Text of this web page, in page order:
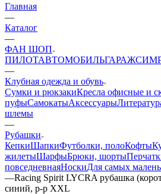
Главная
—
Каталог
—
ФАН ШОП
ПИЛОТАВТОМОБИЛЬГАРАЖ
—
Клубная одежда и обувь
Сумки и рюкзакиКресла офисные и
пуфыСамокатыАксессуары
шлемы
—
Рубашки
КепкиШапкиФутболки, полоКофты
жилетыШарфыБрюки, шорты
повседневнаяНоскиДля самых
—Racing Spirit LYCRA рубашка
синий, р-р XXL